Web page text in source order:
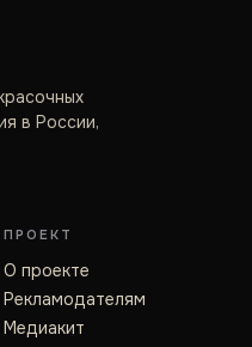
в России,
ПРОЕКТ
О проекте
Рекламодателям
Медиакит